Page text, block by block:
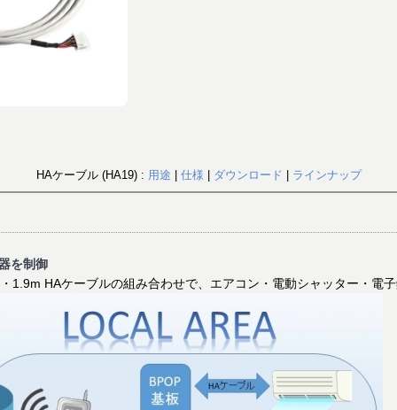
HAケーブル (HA19) : 用途 仕様 ダウンロード ラインナップ
を制御
1.9m HAケーブルの組み合わせで、エアコン・電動シャッター・電子